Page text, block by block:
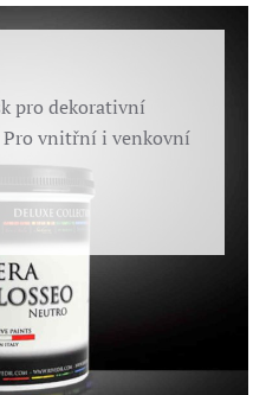
pro dekorativní
Pro vnitřní i venkovní